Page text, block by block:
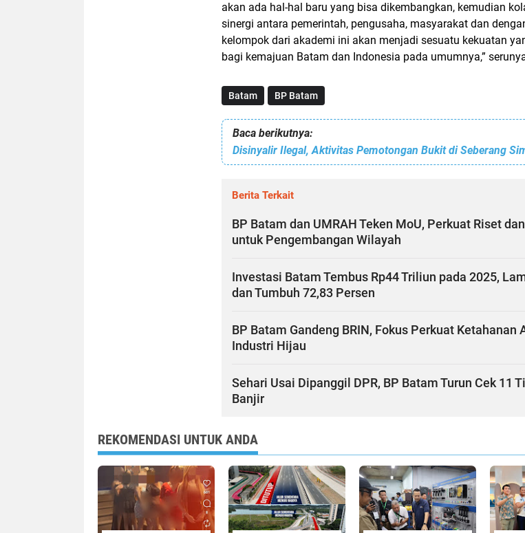
akan ada hal-hal baru yang bisa dikembangkan, kemudian
sinergi antara pemerintah, pengusaha, masyarakat dan
kelompok dari akademi ini akan menjadi sesuatu kekuatan
bagi kemajuan Batam dan Indonesia pada umumnya,”
Batam BP Batam
Baca berikutnya:
Berita Terkait
BP Batam dan UMRAH Teken MoU, Perkuat Riset
untuk Pengembangan Wilayah
Investasi Batam Tembus Rp44 Triliun pada 2025,
dan Tumbuh 72,83 Persen
BP Batam Gandeng BRIN, Fokus Perkuat Ketahanan
Industri Hijau
Sehari Usai Dipanggil DPR, BP Batam Turun Cek 11
Banjir
REKOMENDASI UNTUK ANDA